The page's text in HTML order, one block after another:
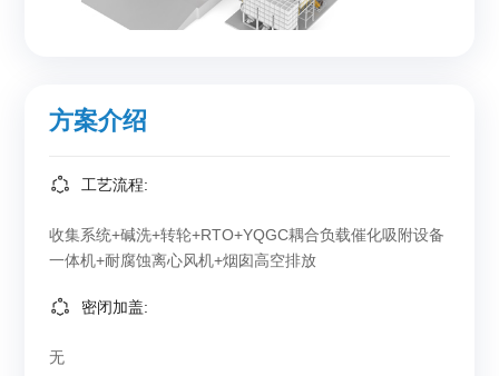
方案介绍
工艺流程:
收集系统+碱洗+转轮+RTO+YQGC耦合负载催化吸附设备
一体机+耐腐蚀离心风机+烟囱高空排放
密闭加盖:
无